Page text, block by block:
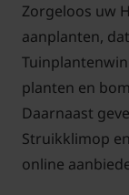
schaduw tot
soort trekt veel
bloei van
kleine
zijn.
Zorgeloos uw
aanplanten,
planten en
Daarnaast
Struikklimop
online